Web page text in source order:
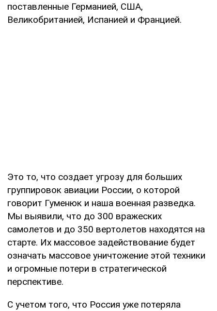
поставленные Германией, США,
Великобританией, Испанией и Францией.
Это то, что создает угрозу для больших
группировок авиации России, о которой
говорит Гуменюк и наша военная разведка.
Мы выявили, что до 300 вражеских
самолетов и до 350 вертолетов находятся на
старте. Их массовое задействование будет
означать массовое уничтожение этой техники
и огромные потери в стратегической
перспективе.
С учетом того, что Россия уже потеряла